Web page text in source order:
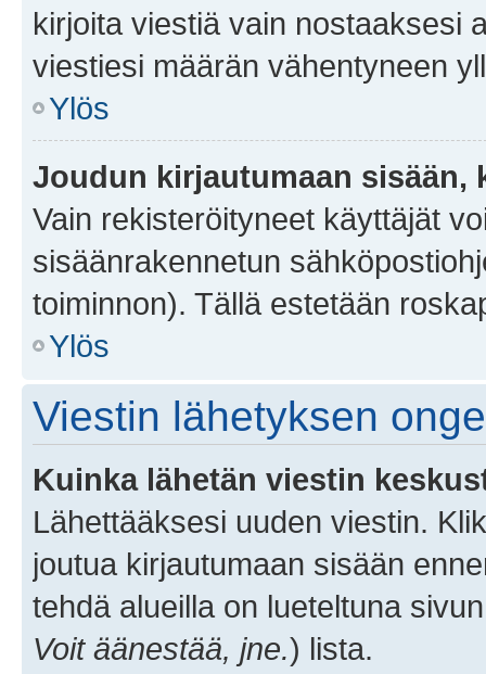
kirjoita viestiä vain nostaaksesi
viestiesi määrän vähentyneen
Ylös
Joudun kirjautumaan sisään,
Vain rekisteröityneet käyttäjät
sisäänrakennetun
toiminnon). Tällä estetään
Ylös
Viestin lähetyksen
Kuinka lähetän viestin
Lähettääksesi uuden viestin.
joutua kirjautumaan sisään
tehdä alueilla on lueteltuna
Voit äänestää, jne.) lista.